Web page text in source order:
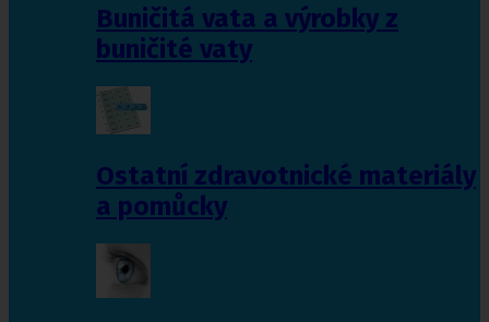
Buničitá vata a výrobky z
buničité vaty
Ostatní zdravotnické materiály
a pomůcky